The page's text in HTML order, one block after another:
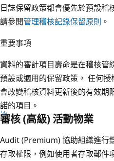
日誌保留政策都會優先於預設稽
請參閱管理稽核記錄保留原則 。
重要事項
資料的審計項目壽命是在稽核管
預設或適用的保留政策。 任何
會改變稽核資料更新後的有效期
諾的項目。
審核 (高級) 活動物業
Audit (Premium) 協助組織進行
存取權限，例如使用者存取郵件